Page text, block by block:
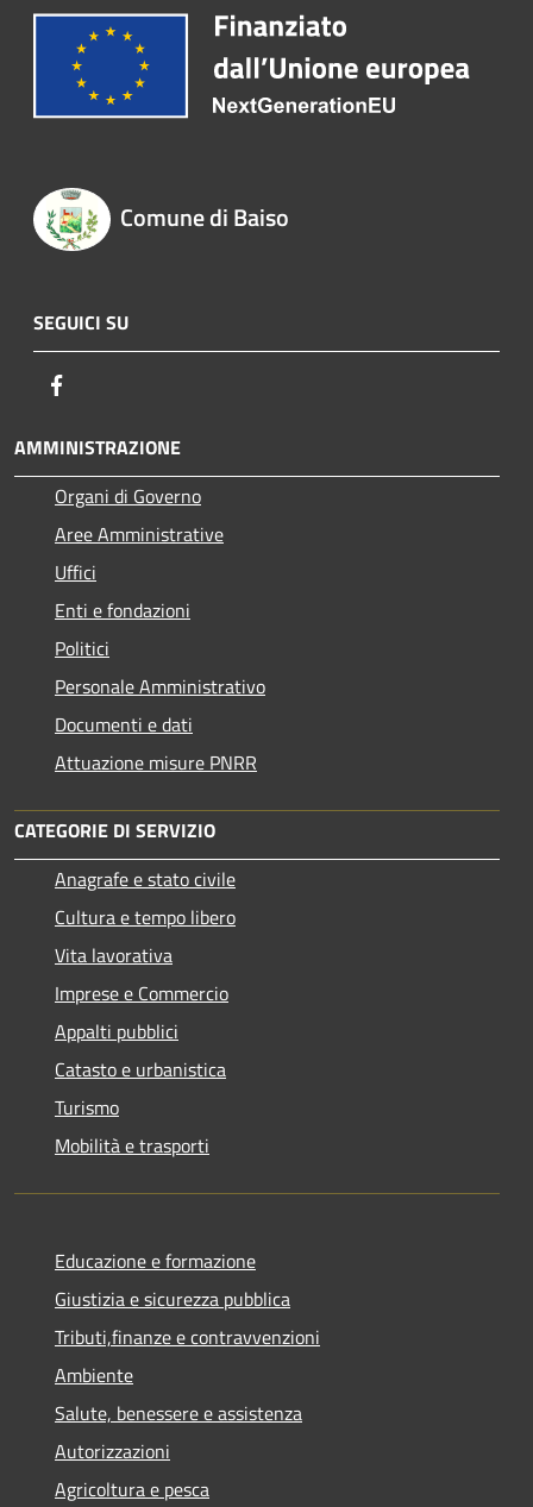
Comune di Baiso
SEGUICI SU
AMMINISTRAZIONE
Organi di Governo
Aree Amministrative
Uffici
Enti e fondazioni
Politici
Personale Amministrativo
Documenti e dati
Attuazione misure PNRR
CATEGORIE DI SERVIZIO
Anagrafe e stato civile
Cultura e tempo libero
Vita lavorativa
Imprese e Commercio
Appalti pubblici
Catasto e urbanistica
Turismo
Mobilità e trasporti
Educazione e formazione
Giustizia e sicurezza pubblica
Tributi,finanze e contravvenzioni
Ambiente
Salute, benessere e assistenza
Autorizzazioni
Agricoltura e pesca